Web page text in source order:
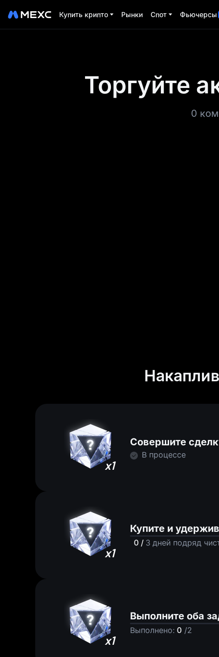
Купить крипто Рынки Спот Фьючерсы
Торгуйте
0
x1
Совершите
В процессе
x1
Купите и
0 / 3дней подряд
x1
Выполните оба
Выполнено: 0 /2